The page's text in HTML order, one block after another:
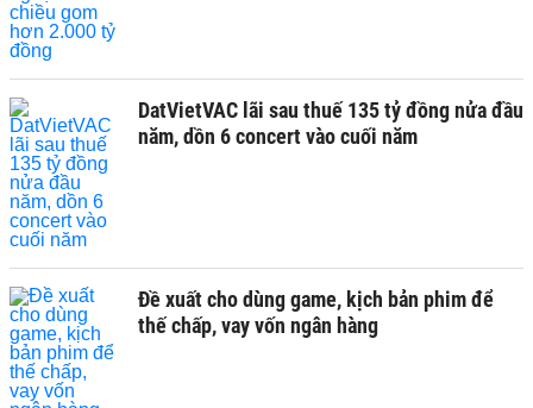
DatVietVAC lãi sau thuế 135 tỷ đồng nửa đầu
năm, dồn 6 concert vào cuối năm
Đề xuất cho dùng game, kịch bản phim để
thế chấp, vay vốn ngân hàng